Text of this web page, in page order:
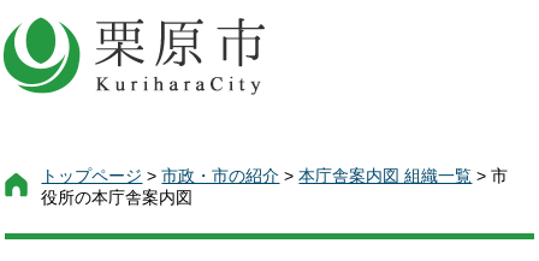
トップページ >市政・市の紹介 >本庁舎案内図 組織一覧 > 市
役所の本庁舎案内図